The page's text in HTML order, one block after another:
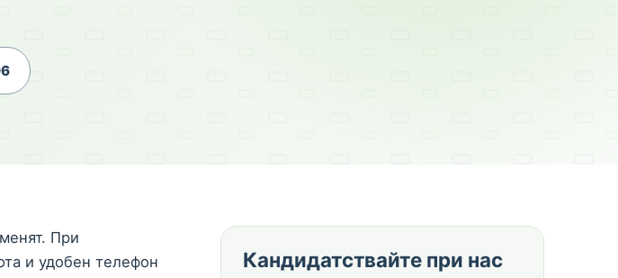
При
и удобен телефон
Кандидатствайте при нас